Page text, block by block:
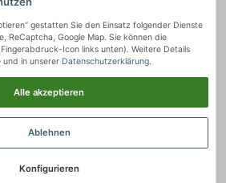
gestatten Sie den Einsatz folgender Dienste
ReCaptcha, Google Map. Sie können die
Icon links unten). Weitere Details
und in unserer Datenschutzerklärung.
Alle akzeptieren
Ablehnen
Konfigurieren